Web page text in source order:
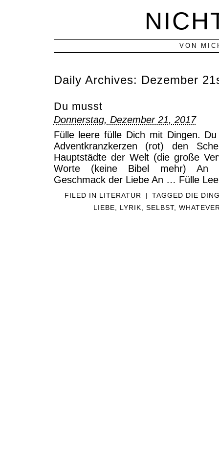
VON
Daily Archives: Dezember
Du musst
Donnerstag, Dezember 21, 2017
Fülle leere fülle Dich mit Dingen.
Adventkranzkerzen (rot) den
Hauptstädte der Welt (die große
Worte (keine Bibel mehr) An
Geschmack der Liebe An … Fülle
FILED IN LITERATUR | TAGGED DIE
LIEBE
LYRIK ,SELBST,